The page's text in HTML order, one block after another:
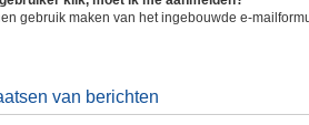
gebruik maken van het ingebouwde e-
van berichten